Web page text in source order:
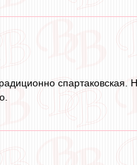
спартаковская.